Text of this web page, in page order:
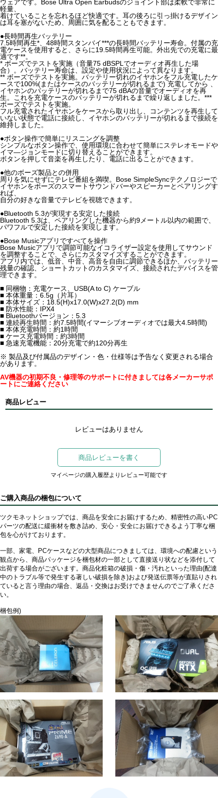
ウェアです。Bose Ultra Open Earbudsのジョイント部は柔軟で非常に
軽量、
着けていることを忘れるほど快適です。耳の後ろに引っ掛けるデザイン
は耳を塞がないため、周囲に気を配ることもできます。
●長時間再生バッテリー
7.5時間再生*、48時間スタンバイ***の長時間バッテリー寿命。付属の充
電ケースを使用すると、さらに19.5時間再生可能。外出先での充電に最
適です**。
* ボーズでテストを実施（音量75 dBSPLでオーディオ再生した場
合）。バッテリー寿命は、設定や使用状況によって異なります。
** ボーズでテストを実施。バッテリー切れのイヤホンをフル充電したケ
ースで100%(またはケースのバッテリーが切れるまで) 充電してから 、
イヤホンのバッテリーが切れるまで75 dBAの音量でオーディオを再
生。これを充電ケースのバッテリーが切れるまで繰り返しました。***
ボーズでテストを実施。
フル充電されたイヤホンをケースから取り出し、コンテンツを再生して
いない状態で電話に接続し、イヤホンのバッテリーが切れるまで接続を
維持しました。
●ボタン操作で簡単にリスニングを調整
シンプルなボタン操作で、使用環境に合わせて簡単にステレオモードや
イマ―ジョンモードに切り替えることができます。
ボタンを押して音楽を再生したり、電話に出ることができます。
●他のボーズ製品との併用
周りを気にせずにテレビ番組を満喫。Bose SimpleSyncテクノロジーで
イヤホンをボーズのスマートサウンドバーやスピーカーとペアリングす
れば、
自分の好きな音量でテレビを視聴できます。
●Bluetooth 5.3が実現する安定した接続
Bluetooth 5.3は、ペアリングした機器から約9メートル以内の範囲で、
パワフルで安定した接続を実現します。
●Bose Musicアプリですべてを操作
Bose Musicアプリで調節可能なイコライザー設定を使用してサウンド
を調整することで、さらにカスタマイズすることができます。
アプリ内では、低音、中音、高音を自由に調節できるほか、バッテリー
残量の確認、ショートカットのカスタマイズ、接続されたデバイスを管
理できます。
■ 同梱物：充電ケース、USB(A to C) ケーブル
■ 本体重量：6.5g（片耳）
■ 本体サイズ：18.5(H)x17.0(W)x27.2(D) mm
■ 防水性能：IPX4
■ Bluetoothバージョン：5.3
■ 連続再生時間：約7.5時間(イマーシブオーディオでは最大4.5時間)
■ 本体充電時間：約1時間
■ ケース充電時間：約3時間
■ 急速充電機能：20分充電で約120分再生
※ 製品及び付属品のデザイン・色・仕様等は予告なく変更される場合
があります。
AV機器の初期不良・修理等のサポートに付きましては各メーカーサポ
ートにご連絡ください
商品レビュー
レビューはありません
商品レビューを書く
マイページの購入履歴よりレビュー可能です
ご購入商品の梱包について
ツクモネットショップでは、商品を安全にお届けするため、精密性の高いPC
パーツの配送に緩衝材を敷き詰め、安心・安全にお届けできるよう丁寧な梱
包を心がけております。
一部、家電、PCケースなどの大型商品につきましては、環境への配慮という
観点から、商品パッケージを梱包材の一部として直接送り状などを添付して
出荷する場合がございます。商品化粧箱の破損・傷・汚れといった理由(配達
中のトラブル等で発生する著しい破損を除き)および発送伝票等が直貼りされ
ていると言う理由の場合、返品・交換はお受けできませんのでご了承くださ
い。
梱包例)